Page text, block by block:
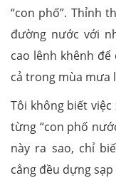
“con phố”. Thỉnh
đường nước với
cao lênh khênh
cả trong mùa mưa
Tôi không biết
từng “con phố
này ra sao, chỉ
cẳng đều dựng